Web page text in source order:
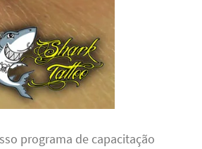
programa de capacitação